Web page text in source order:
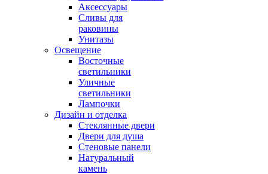
Аксессуары
Сливы для
раковины
Унитазы
Освещение
Восточные
светильники
Уличные
светильники
Лампочки
Дизайн и отделка
Стеклянные двери
Двери для душа
Стеновые панели
Натуральный
камень